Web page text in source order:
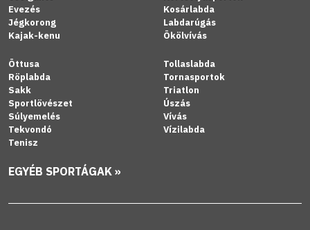
Evezés
Jégkorong
Kajak-kenu
Kosárlabda
Labdarúgás
Ökölvívás
Öttusa
Röplabda
Sakk
Sportlövészet
Súlyemelés
Tekvondó
Tenisz
Tollaslabda
Tornasportok
Triatlon
Úszás
Vívás
Vízilabda
EGYÉB SPORTÁGAK »